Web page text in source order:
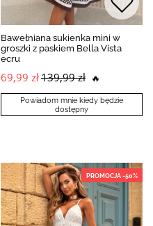
Bawełniana sukienka mini w
groszki z paskiem Bella Vista
ecru
69,99 zł139,99 zł 🔥
Powiadom mnie kiedy będzie
dostępny
PROMOCJA -50%